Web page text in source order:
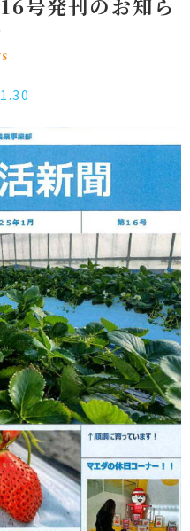
号発刊のお知ら